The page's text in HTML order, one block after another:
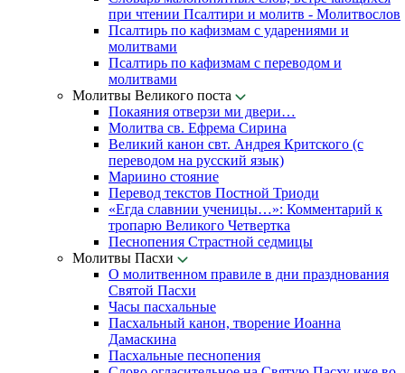
при чтении Псалтири и молитв - Молитвослов
Псалтирь по кафизмам с ударениями и
молитвами
Псалтирь по кафизмам с переводом и
молитвами
Молитвы Великого поста
Покаяния отверзи ми двери…
Молитва св. Ефрема Сирина
Великий канон свт. Андрея Критского (с
переводом на русский язык)
Мариино стояние
Перевод текстов Постной Триоди
«Егда славнии ученицы…»: Комментарий к
тропарю Великого Четвертка
Песнопения Страстной седмицы
Молитвы Пасхи
О молитвенном правиле в дни празднования
Святой Пасхи
Часы пасхальные
Пасхальный канон, творение Иоанна
Дамаскина
Пасхальные песнопения